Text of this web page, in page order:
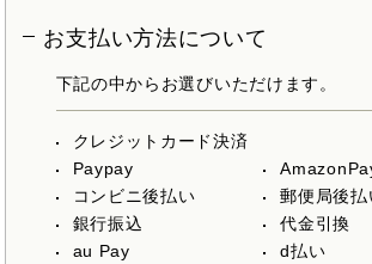
お支払い方法について
下記の中からお選びいただけます。
クレジットカード決済
Paypay
コンビニ後払い
郵便局後払
銀行振込
代金引換
au Pay
d払い